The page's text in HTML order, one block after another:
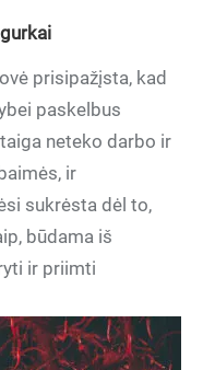
prisipažįsta, kad
paskelbus
neteko darbo ir
ir
sukrėsta dėl to,
būdama iš
ir priimti